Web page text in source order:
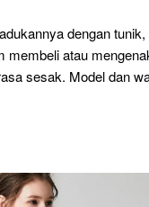
dengan
membeli atau
sesak. Model dan